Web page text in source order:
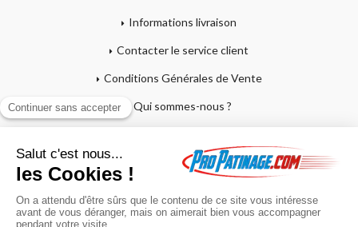
Informations livraison
Contacter le service client
Conditions Générales de Vente
Qui sommes-nous ?
Mon compte
Mon panier